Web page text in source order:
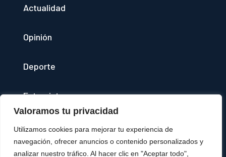
Valoramos tu privacidad
Utilizamos cookies para mejorar tu experiencia de
navegación, ofrecer anuncios o contenido personalizados y
analizar nuestro tráfico. Al hacer clic en "Aceptar todo",
Actualidad
Opinión
Deporte
Entrevistas
Quienes somos
Agencia Disversa(se abre en una nueva pestaña)